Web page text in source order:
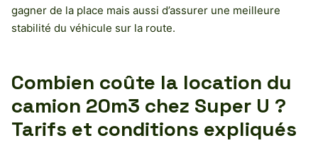
gagner de la place mais aussi d’assurer une meilleure
stabilité du véhicule sur la route.
Combien coûte la location du
camion 20m3 chez Super U ?
Tarifs et conditions expliqués